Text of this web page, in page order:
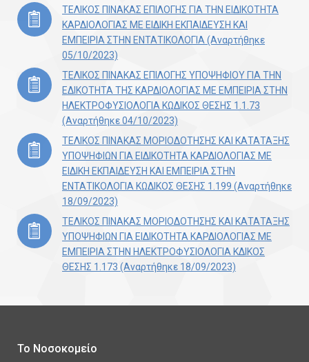
TΕΛΙΚΟΣ ΠΙΝΑΚΑΣ ΕΠΙΛΟΓΗΣ ΓΙΑ ΤΗΝ ΕΙΔΙΚΟΤΗΤΑ
ΚΑΡΔΙΟΛΟΓΙΑΣ ΜΕ ΕΙΔΙΚΗ ΕΚΠΑΙΔΕΥΣΗ ΚΑΙ
ΕΜΠΕΙΡΙΑ ΣΤΗΝ ΕΝΤΑΤΙΚΟΛΟΓΙΑ (Αναρτήθηκε
05/10/2023)
ΤΕΛΙΚΟΣ ΠΙΝΑΚΑΣ ΕΠΙΛΟΓΗΣ ΥΠΟΨΗΦΙΟΥ ΓΙΑ ΤΗΝ
ΕΔΙΚΟΤΗΤΑ ΤΗΣ ΚΑΡΔΙΟΛΟΓΙΑΣ ΜΕ ΕΜΠΕΙΡΙΑ ΣΤΗΝ
ΗΛΕΚΤΡΟΦΥΣΙΟΛΟΓΙΑ ΚΩΔΙΚΟΣ ΘΕΣΗΣ 1.1.73
(Αναρτήθηκε 04/10/2023)
ΤΕΛΙΚΟΣ ΠΙΝΑΚΑΣ ΜΟΡΙΟΔΟΤΗΣΗΣ ΚΑΙ ΚΑΤΑΤΑΞΗΣ
ΥΠΟΨΗΦΙΩΝ ΓΙΑ ΕΙΔΙΚΟΤΗΤΑ ΚΑΡΔΙΟΛΟΓΙΑΣ ΜΕ
ΕΙΔΙΚΗ ΕΚΠΑΙΔΕΥΣΗ ΚΑΙ ΕΜΠΕΙΡΙΑ ΣΤΗΝ
ΕΝΤΑΤΙΚΟΛΟΓΙΑ ΚΩΔΙΚΟΣ ΘΕΣΗΣ 1.199 (Αναρτήθηκε
18/09/2023)
ΤΕΛΙΚΟΣ ΠΙΝΑΚΑΣ ΜΟΡΙΟΔΟΤΗΣΗΣ ΚΑΙ ΚΑΤΑΤΑΞΗΣ
ΥΠΟΨΗΦΙΩΝ ΓΙΑ ΕΙΔΙΚΟΤΗΤΑ ΚΑΡΔΙΟΛΟΓΙΑΣ ΜΕ
ΕΜΠΕΙΡΙΑ ΣΤΗΝ ΗΛΕΚΤΡΟΦΥΣΙΟΛΟΓΙΑ ΚΔΙΚΟΣ
ΘΕΣΗΣ 1.173 (Αναρτήθηκε 18/09/2023)
Το Νοσοκομείο